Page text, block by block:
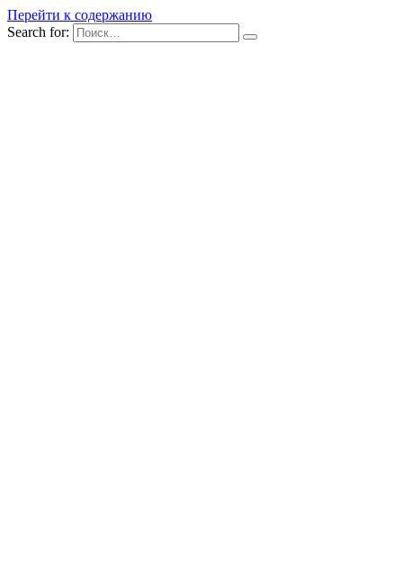
Перейти к содержанию
Search for: